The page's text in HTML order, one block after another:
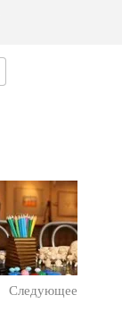
Следующее